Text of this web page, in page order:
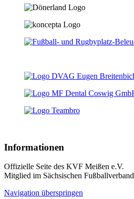
Informationen
Offizielle Seite des KVF Meißen e.V.
Mitglied im Sächsischen Fußballverband
Navigation überspringen